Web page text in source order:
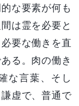
な要素が何も
は霊を必要と
要な働きを直
る。肉の働き
な言葉、そし
虚で、普通で